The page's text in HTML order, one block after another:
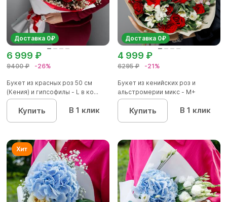
Доставка 0₽
9400 ₽ -26%
6 999 ₽
Букет из красных роз 50 см
(Кения) и гипсофилы - L в ко...
Купить В 1 клик
Доставка 0₽
6295 ₽ -21%
4 999 ₽
Букет из кенийских роз и
альстромерии микс - М+
Купить В 1 клик